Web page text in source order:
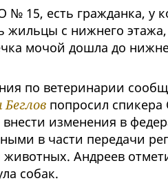
15, есть гражданка, у
жильцы с нижнего
мочой дошла до
по ветеринарии
попросил спикера
внести изменения в
в части передачи
Андреев
собак.